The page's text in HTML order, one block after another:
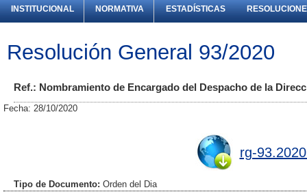
INSTITUCIONAL NORMATIVA ESTADÍSTICAS
Resolución General 93/2020
Ref.: Nombramiento de Encargado del Despacho de la
Fecha: 28/10/2020
rg-
Tipo de Documento: Orden del Dia